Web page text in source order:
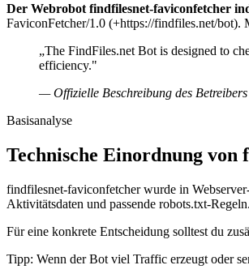
Der Webrobot findfilesnet-faviconfetcher
FaviconFetcher/1.0 (+https://findfiles.net/
„The FindFiles.net Bot is designed to
efficiency."
— Offizielle Beschreibung des Betreibers
Basisanalyse
Technische Einordnung
findfilesnet-faviconfetcher wurde in
Aktivitätsdaten und passende robots.txt-Regeln.
Für eine konkrete Entscheidung solltest du
Tipp: Wenn der Bot viel Traffic erzeugt oder